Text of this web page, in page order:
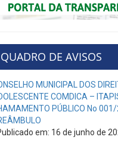
QUADRO DE AVISOS
MUNICIPAL DOS
COMDICA –
PÚBLICO No
em: 16 de junho de